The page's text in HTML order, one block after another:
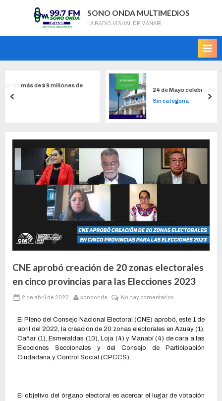
SONO ONDA MULTIMEDIOS
LA RADIO VISUAL DE MANABÍ
de
24 de Mayo celebra 77 años de
Sin categoría
CNE aprobó creación de 20 zonas electorales
en cinco provincias para las Elecciones 2023
2 de abril de 2022 sonoonda No hay comentarios
El Pleno del Consejo Nacional Electoral (CNE) aprobó, este 1 de
abril del 2022, la creación de 20 zonas electorales en Azuay (1),
Cañar (1), Esmeraldas (10), Loja (4) y Manabí (4) de cara a las
Elecciones Seccionales y del Consejo de Participación
Ciudadana y Control Social (CPCCS).
El objetivo del órgano electoral es acercar el lugar de votación